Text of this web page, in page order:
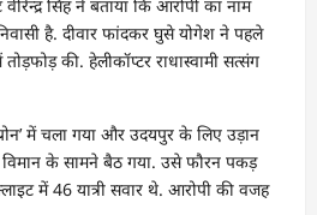
सिंह ने बताया कि आरोपी का नाम
है. दीवार फांदकर घुसे योगेश ने पहले
की. हेलीकॉप्टर राधास्वामी सत्संग
में चला गया और उदयपुर के लिए उड़ान
के सामने बैठ गया. उसे फौरन पकड़
में 46 यात्री सवार थे. आरोपी की वजह